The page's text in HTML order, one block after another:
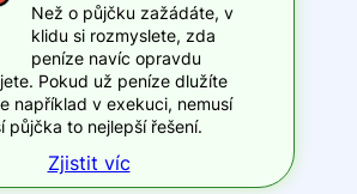
Než o půjčku zažádáte, v
klidu si rozmyslete, zda
peníze navíc opravdu
Pokud už peníze dlužíte
například v exekuci, nemusí
půjčka to nejlepší řešení.
Zjistit víc